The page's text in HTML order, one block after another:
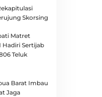
Skorsing
Matret
Hadiri Sertijab
Teluk
Barat Imbau
Jaga